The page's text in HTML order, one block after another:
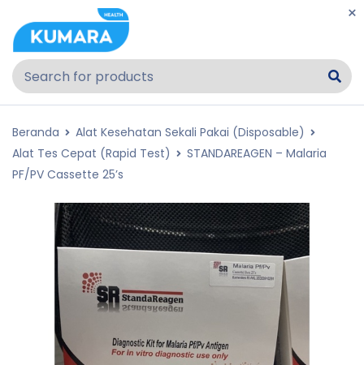
Beranda
Alat Kesehatan Sekali Pakai (Disposable)
Alat Tes Cepat (Rapid Test)
STANDAREAGEN – Malaria
PF/PV Cassette 25’s